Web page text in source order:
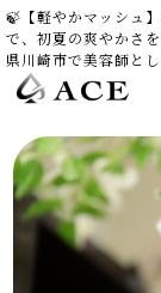
🍃【軽やかマッシュ
で、初夏の爽やかさ
県川崎市で美容師と